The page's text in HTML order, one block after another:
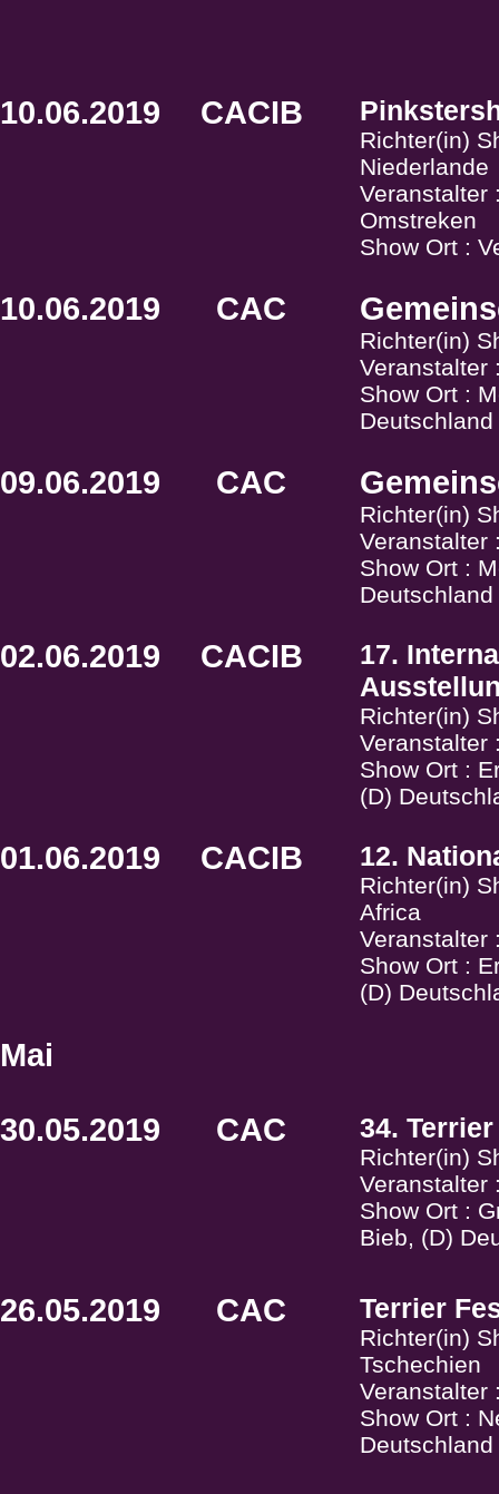
10.06.2019 CACIB
Richter(in)
Niederlande
Veranstalter
Omstreken
Show Ort :
10.06.2019 CAC
Richter(in)
Veranstalter
Show Ort :
Deutschland
09.06.2019 CAC
Richter(in)
Veranstalter
Show Ort :
Deutschland
02.06.2019 CACIB
17.
Richter(in)
Veranstalter
Show Ort :
(D)
01.06.2019 CACIB 12.
Richter(in)
Africa
Veranstalter
Show Ort :
(D)
Mai
30.05.2019 CAC 34.
Richter(in)
Veranstalter
Show Ort :
Bieb, (D)
26.05.2019 CAC Terrier
Richter(in)
Tschechien
Veranstalter
Show Ort :
Deutschland